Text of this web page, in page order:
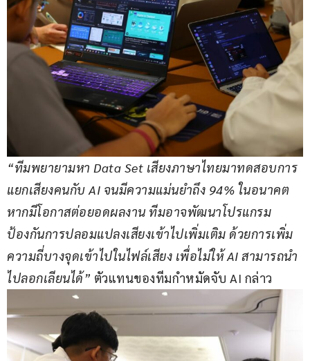
“ทีมพยายามหา Data Set เสียงภาษาไทยมาทดสอบการ
แยกเสียงคนกับ AI จนมีความแม่นยำถึง 94% ในอนาคต
หากมีโอกาสต่อยอดผลงาน ทีมอาจพัฒนาโปรแกรม
ป้องกันการปลอมแปลงเสียงเข้าไปเพิ่มเติม ด้วยการเพิ่ม
ความถี่บางจุดเข้าไปในไฟล์เสียง เพื่อไม่ให้ AI สามารถนำ
ไปลอกเลียนได้” ตัวแทนของทีมกำหมัดจับ AI กล่าว